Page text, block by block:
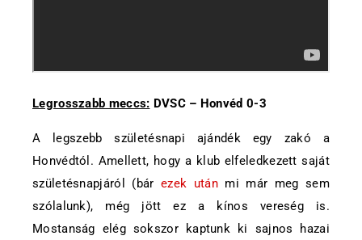
Legrosszabb meccs: DVSC – Honvéd 0-3
A legszebb születésnapi ajándék egy zakó a
Honvédtól. Amellett, hogy a klub elfeledkezett saját
születésnapjáról (bár ezek utánmi már meg sem
szólalunk), még jött ez a kínos vereség is.
Mostanság elég sokszor kaptunk ki sajnos hazai